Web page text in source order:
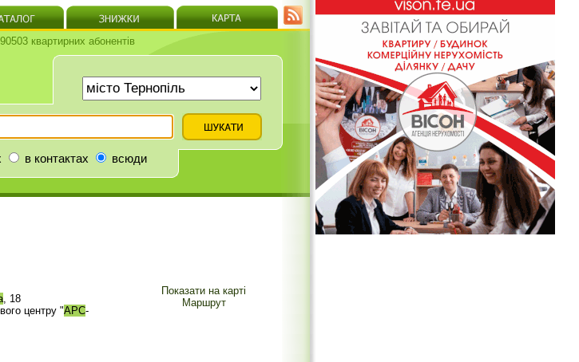
квартирних абонентів
в контактах всюди
Показати на карті
Маршрут
, 18
центру "АРС-